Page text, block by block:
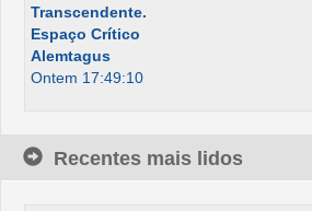
Transcendente.
Espaço Crítico
Alemtagus
Ontem 17:49:10
Recentes mais lidos